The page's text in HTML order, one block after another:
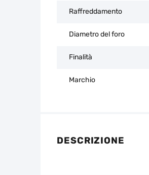
Raffreddamento
Diametro del foro
Finalità
Marchio
DESCRIZIONE